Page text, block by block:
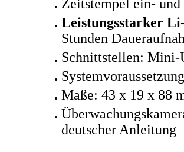
Zeitstempel ein- und
Leistungsstarker
Stunden
Schnittstellen: Mini-
Maße: 43 x 19 x 88
deutscher Anleitung